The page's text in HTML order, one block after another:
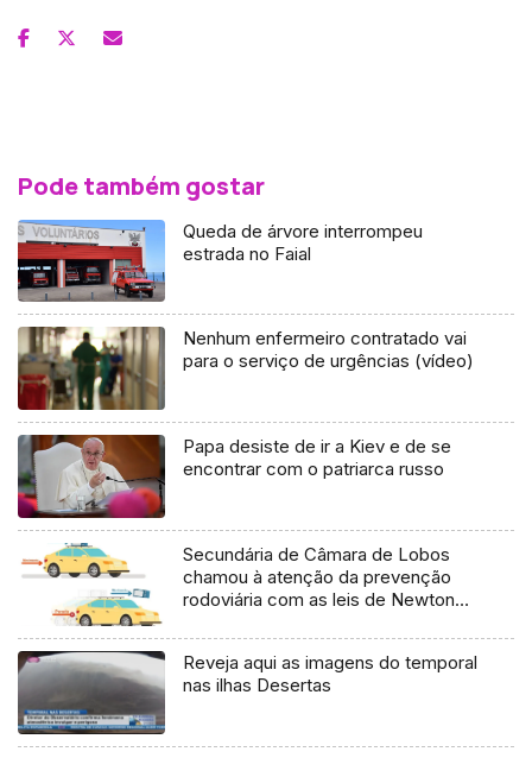
Pode também gostar
Queda de árvore interrompeu
estrada no Faial
Nenhum enfermeiro contratado vai
para o serviço de urgências (vídeo)
Papa desiste de ir a Kiev e de se
encontrar com o patriarca russo
Secundária de Câmara de Lobos
chamou à atenção da prevenção
rodoviária com as leis de Newton
Reveja aqui as imagens do temporal
nas ilhas Desertas